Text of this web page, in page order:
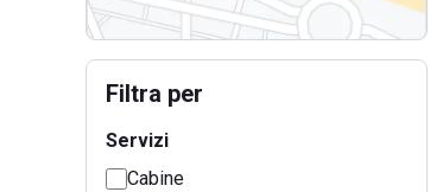
Filtra per
Servizi
Cabine